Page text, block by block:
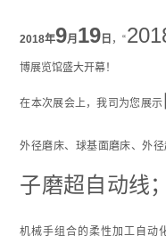
2018年9月 19 日 ，“
博展览馆盛大开幕！
在本次展会上，我司为您展示
外径磨床、球基面磨床、外
子磨超自动线；
机械手组合的柔性加工自动